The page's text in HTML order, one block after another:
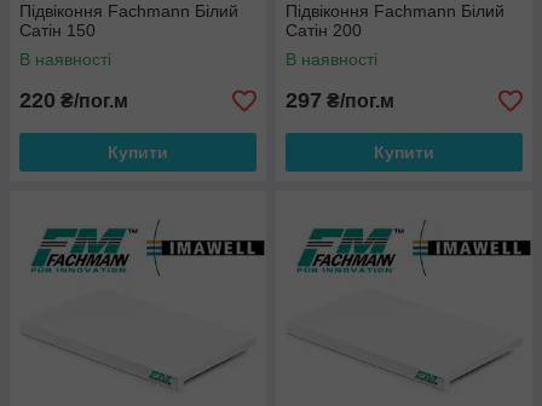
Підвіконня Fachmann Білий
Сатін 150
В наявності
220 ₴/пог.м
Купити
Підвіконня Fachmann Білий
Сатін 200
В наявності
297 ₴/пог.м
Купити